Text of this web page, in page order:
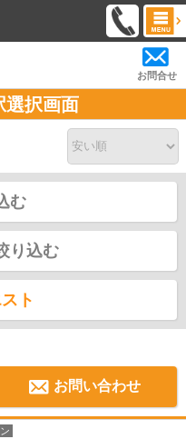
お問合せ
選択画面
む
り込む
ト
お問い合わせ